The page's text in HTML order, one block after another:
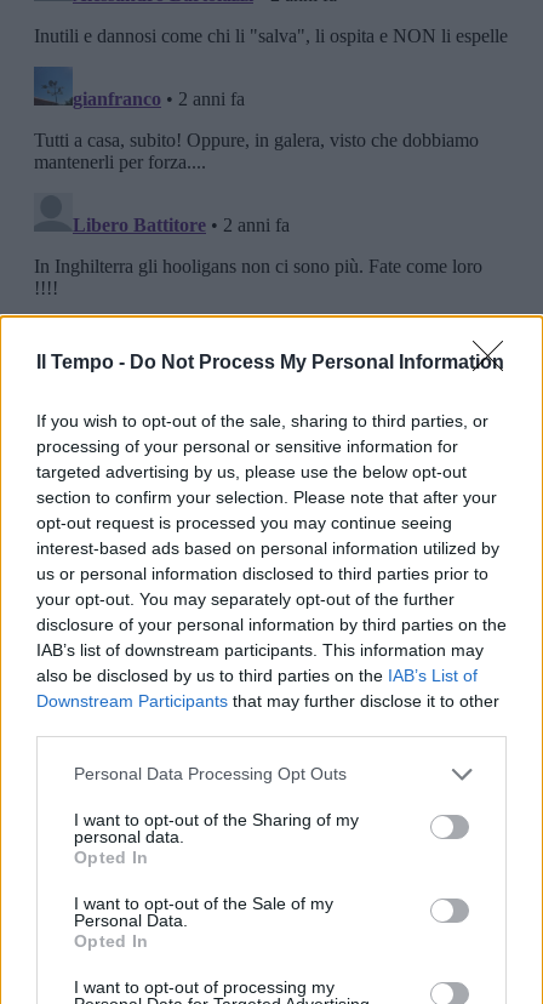
Il Tempo - Do Not Process My Personal Information
If you wish to opt-out of the sale, sharing to third parties, or
processing of your personal or sensitive information for
targeted advertising by us, please use the below opt-out
section to confirm your selection. Please note that after your
opt-out request is processed you may continue seeing
interest-based ads based on personal information utilized by
us or personal information disclosed to third parties prior to
your opt-out. You may separately opt-out of the further
disclosure of your personal information by third parties on the
IAB’s list of downstream participants. This information may
also be disclosed by us to third parties on the IAB’s List of
Downstream Participants that may further disclose it to other
Personal Data Processing Opt Outs
I want to opt-out of the Sharing of my
personal data.
Opted In
I want to opt-out of the Sale of my
Personal Data.
Opted In
I want to opt-out of processing my
In evidenza